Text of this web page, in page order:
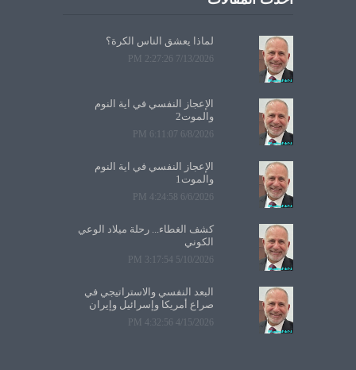
لماذا يعشق الناس الكرة؟
7/13/2026 2:27:26 PM
الإعجاز النفسي في آية النوم
والموت2
6/8/2026 6:11:07 PM
الإعجاز النفسي في آية النوم
والموت1
6/6/2026 4:24:58 PM
كشف الغطاء... رحلة ميلاد الوعي
الكوني
5/10/2026 3:17:54 PM
البعد النفسي والاستراتيجي في
صراع أمريكا وإسرائيل وإيران
4/15/2026 4:32:56 PM